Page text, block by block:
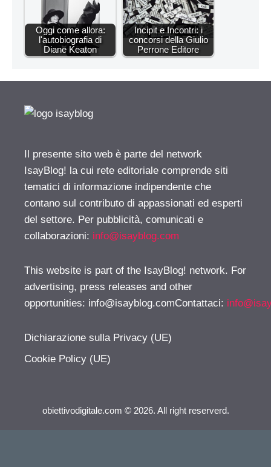
Oggi come allora:
l'autobiografia di
Diane Keaton
Incipit e Incontri: i
concorsi della Giulio
Perrone Editore
Il presente sito web è parte del network
IsayBlog! la cui rete editoriale comprende siti
tematici di informazione indipendente che
contano sul contributo di appassionati ed esperti
del settore. Per pubblicità, comunicati e
collaborazioni: info@isayblog.com
This website is part of the IsayBlog! network. For
advertising, press releases and other
opportunities: info@isayblog.comContattaci:
Dichiarazione sulla Privacy (UE)
Cookie Policy (UE)
obiettivodigitale.com © 2026. All right reserverd.